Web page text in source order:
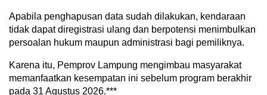
Apabila penghapusan data sudah dilakukan, kendaraan
tidak dapat diregistrasi ulang dan berpotensi menimbulkan
persoalan hukum maupun administrasi bagi pemiliknya.
Karena itu, Pemprov Lampung mengimbau masyarakat
memanfaatkan kesempatan ini sebelum program berakhir
pada 31 Agustus 2026.***